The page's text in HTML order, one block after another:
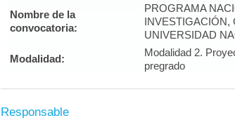
Nombre de la
convocatoria:
PROGRAMA
INVESTIGACIÓN,
UNIVERSIDAD
Modalidad:
Modalidad 2.
pregrado
Responsable